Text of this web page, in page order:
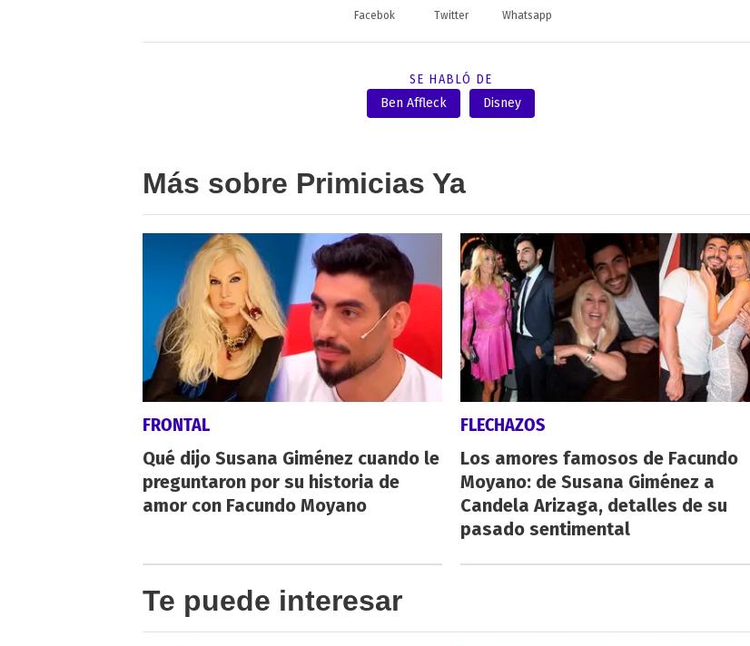
Facebok Twitter Whatsapp
SE HABLÓ DE
Ben Affleck
Disney
Más sobre Primicias Ya
FRONTAL
Qué dijo Susana Giménez cuando le
preguntaron por su historia de
amor con Facundo Moyano
FLECHAZOS
Los amores famosos de Facundo
Moyano: de Susana Giménez a
Candela Arizaga, detalles de su
pasado sentimental
Te puede interesar